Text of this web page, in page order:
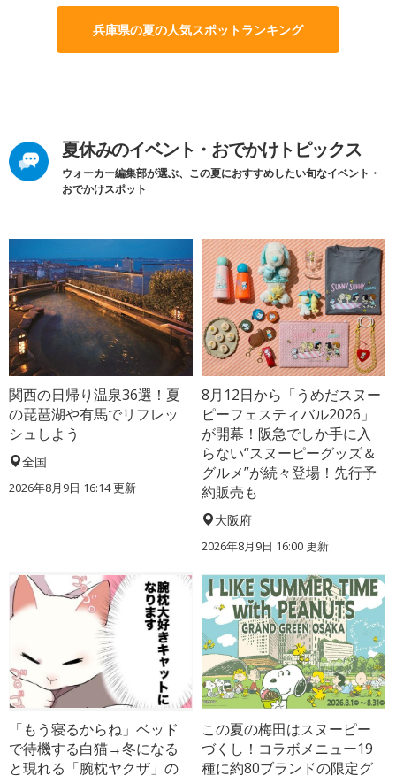
兵庫県の夏の人気スポットランキング
夏休みのイベント・おでかけトピックス
ウォーカー編集部が選ぶ、この夏におすすめしたい旬なイベント・
おでかけスポット
関西の日帰り温泉36選！夏
の琵琶湖や有馬でリフレッ
シュしよう
全国
2026年8月9日 16:14更新
8月12日から「うめだスヌー
ピーフェスティバル2026」
が開幕！阪急でしか手に入
らない“スヌーピーグッズ＆
グルメ”が続々登場！先行予
約販売も
大阪府
2026年8月9日 16:00更新
「もう寝るからね」ベッド
で待機する白猫→冬になる
と現れる「腕枕ヤクザ」の
この夏の梅田はスヌーピー
づくし！コラボメニュー19
種に約80ブランドの限定グ